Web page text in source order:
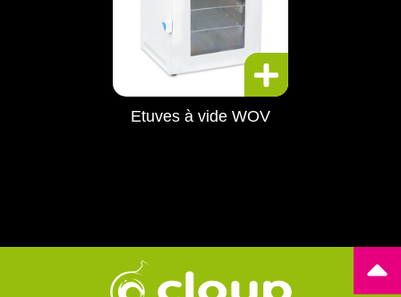
Etuves à vide WOV